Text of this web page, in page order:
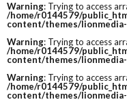
Warning: Trying to access
/home/r0144579/
content/themes/
Warning: Trying to access
/home/r0144579/
content/themes/
Warning: Trying to access
/home/r0144579/
content/themes/